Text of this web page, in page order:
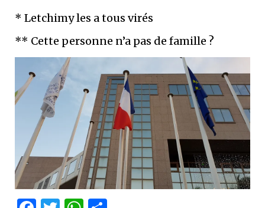
* Letchimy les a tous virés
** Cette personne n’a pas de famille ?